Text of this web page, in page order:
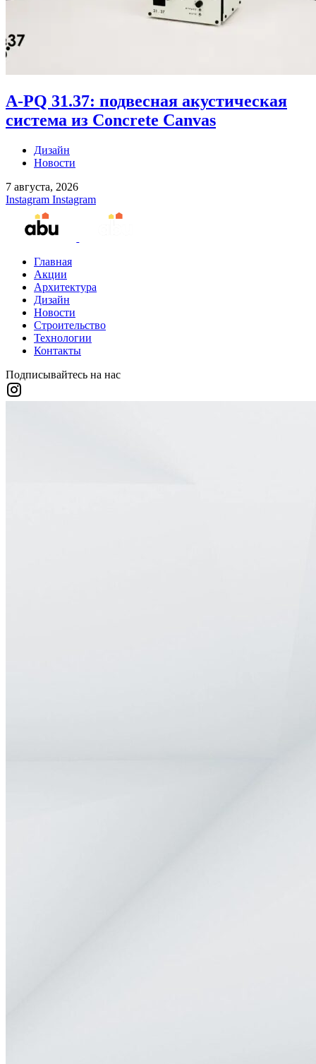
A-PQ 31.37: подвесная акустическая
система из Concrete Canvas
Дизайн
Новости
7 августа, 2026
Instagram Instagram
Главная
Акции
Архитектура
Дизайн
Новости
Строительство
Технологии
Контакты
Подписывайтесь на нас